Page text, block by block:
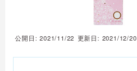
公開日: 2021/11/22 更新日: 2021/12/20